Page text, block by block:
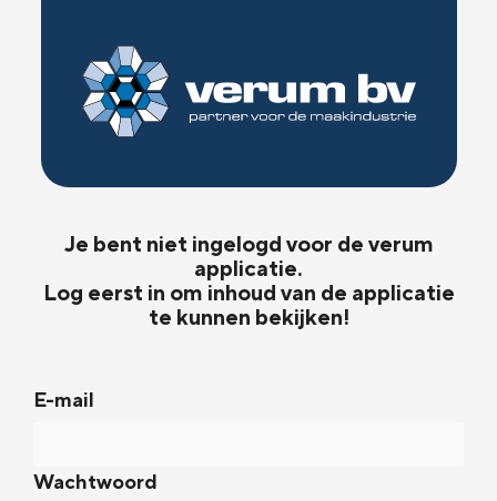
Je bent niet ingelogd voor de verum
applicatie.
Log eerst in om inhoud van de applicatie
te kunnen bekijken!
E-mail
Wachtwoord